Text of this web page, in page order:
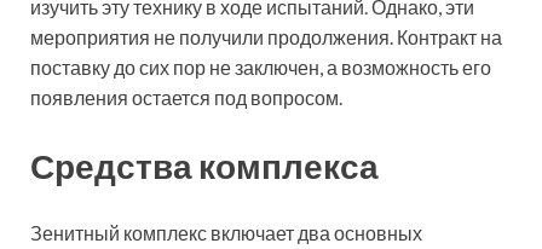
изучить эту технику в ходе испытаний. Однако, эти
мероприятия не получили продолжения. Контракт на
поставку до сих пор не заключен, а возможность его
появления остается под вопросом.
Средства комплекса
Зенитный комплекс включает два основных